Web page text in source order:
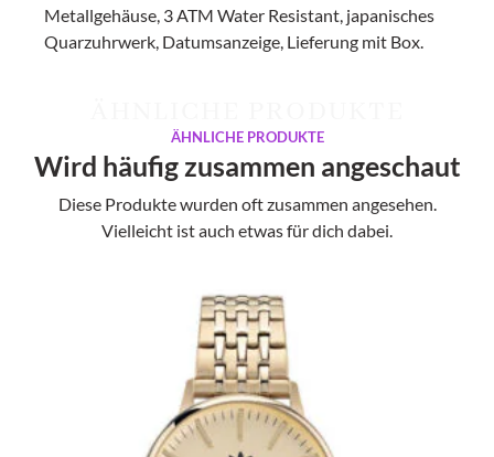
Metallgehäuse, 3 ATM Water Resistant, japanisches
Quarzuhrwerk, Datumsanzeige, Lieferung mit Box.
ÄHNLICHE PRODUKTE
Wird häufig zusammen angeschaut
Diese Produkte wurden oft zusammen angesehen.
Vielleicht ist auch etwas für dich dabei.